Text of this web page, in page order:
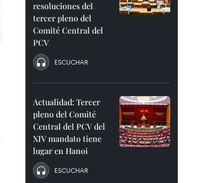
resoluciones del
tercer pleno del
Comité Central del
PCV
ESCUCHAR
Actualidad: Tercer
pleno del Comité
Central del PCV del
XIV mandato tiene
lugar en Hanoi
ESCUCHAR